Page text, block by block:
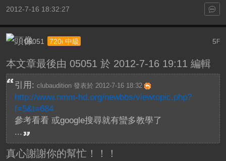
2012-7-16 18:32:27
5 F
05051 720i 中級
本文章最後由 05051 於 2012-7-16 19:11 編輯
引用: clubaudition 發表於 2012-7-16 18:32
http://www.nmm-hd.org/newbbs/viewtopic.php?
f=5&t=684
參考看看 或google搜尋就有蠻多教學了
...
真心謝謝你的幫忙！！！